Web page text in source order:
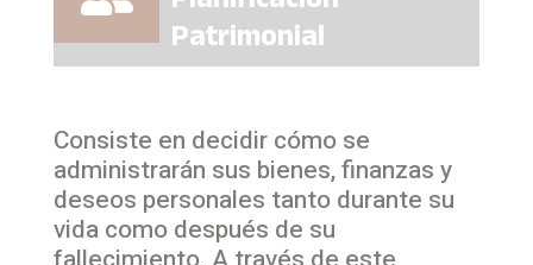
Patrimonial
Consiste en decidir cómo se
administrarán sus bienes, finanzas y
deseos personales tanto durante su
vida como después de su